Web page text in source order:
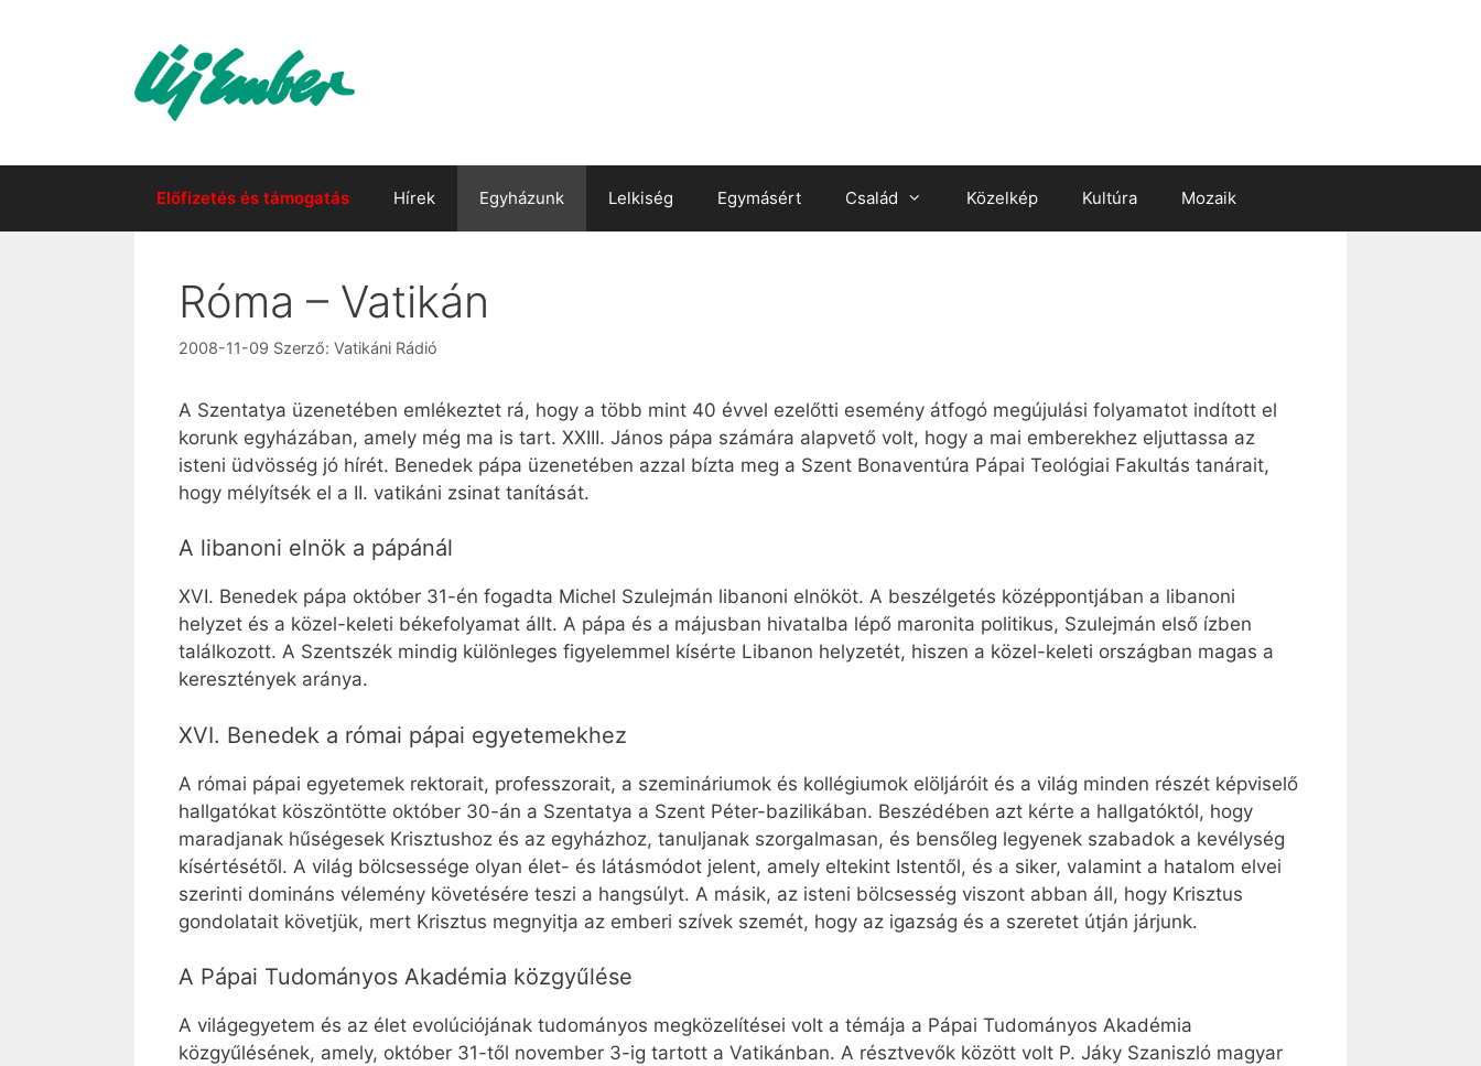
Előfizetés és támogatás Hírek Egyházunk Lelkiség Egymásért Család Közelkép Kultúra Mozaik
Róma – Vatikán
2008-11-09 Szerző: Vatikáni Rádió
A Szentatya üzenetében emlékeztet rá, hogy a több mint 40 évvel ezelőtti esemény átfogó megújulási folyamatot indított el
korunk egyházában, amely még ma is tart. XXIII. János pápa számára alapvető volt, hogy a mai emberekhez eljuttassa az
isteni üdvösség jó hírét. Benedek pápa üzenetében azzal bízta meg a Szent Bonaventúra Pápai Teológiai Fakultás tanárait,
hogy mélyítsék el a II. vatikáni zsinat tanítását.
A libanoni elnök a pápánál
XVI. Benedek pápa október 31-én fogadta Michel Szulejmán libanoni elnököt. A beszélgetés középpontjában a libanoni
helyzet és a közel-keleti békefolyamat állt. A pápa és a májusban hivatalba lépő maronita politikus, Szulejmán első ízben
találkozott. A Szentszék mindig különleges figyelemmel kísérte Libanon helyzetét, hiszen a közel-keleti országban magas a
keresztények aránya.
XVI. Benedek a római pápai egyetemekhez
A római pápai egyetemek rektorait, professzorait, a szemináriumok és kollégiumok elöljáróit és a világ minden részét képviselő
hallgatókat köszöntötte október 30-án a Szentatya a Szent Péter-bazilikában. Beszédében azt kérte a hallgatóktól, hogy
maradjanak hűségesek Krisztushoz és az egyházhoz, tanuljanak szorgalmasan, és bensőleg legyenek szabadok a kevélység
kísértésétől. A világ bölcsessége olyan élet- és látásmódot jelent, amely eltekint Istentől, és a siker, valamint a hatalom elvei
szerinti domináns vélemény követésére teszi a hangsúlyt. A másik, az isteni bölcsesség viszont abban áll, hogy Krisztus
gondolatait követjük, mert Krisztus megnyitja az emberi szívek szemét, hogy az igazság és a szeretet útján járjunk.
A Pápai Tudományos Akadémia közgyűlése
A világegyetem és az élet evolúciójának tudományos megközelítései volt a témája a Pápai Tudományos Akadémia
közgyűlésének, amely, október 31-től november 3-ig tartott a Vatikánban. A résztvevők között volt P. Jáky Szaniszló magyar